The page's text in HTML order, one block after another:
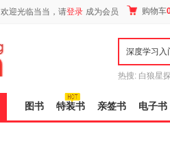
欢迎光临当当，请登录 成为会员 购物车
热搜: 白狼星
图书 特装书 亲签书 电子书